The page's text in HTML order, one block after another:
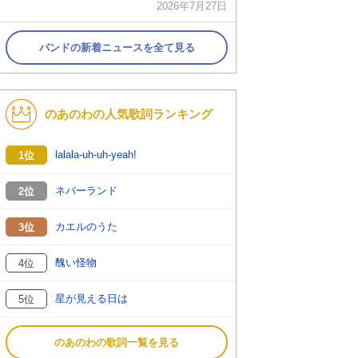
2026年7月27日
バンドの新着ニュースを全て見る
のあのわの人気歌詞ランキング
1位 lalala-uh-uh-yeah!
2位 ネバーランド
3位 カエルのうた
4位 醜い怪物
5位 星が見える日は
のあのわの歌詞一覧を見る